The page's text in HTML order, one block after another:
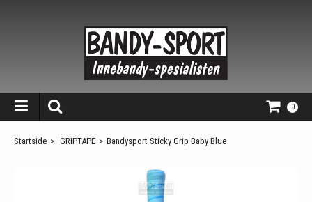
0
Startside > GRIPTAPE > Bandysport Sticky Grip Baby Blue